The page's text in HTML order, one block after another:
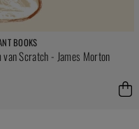
BOOKS
van Scratch - James Morton